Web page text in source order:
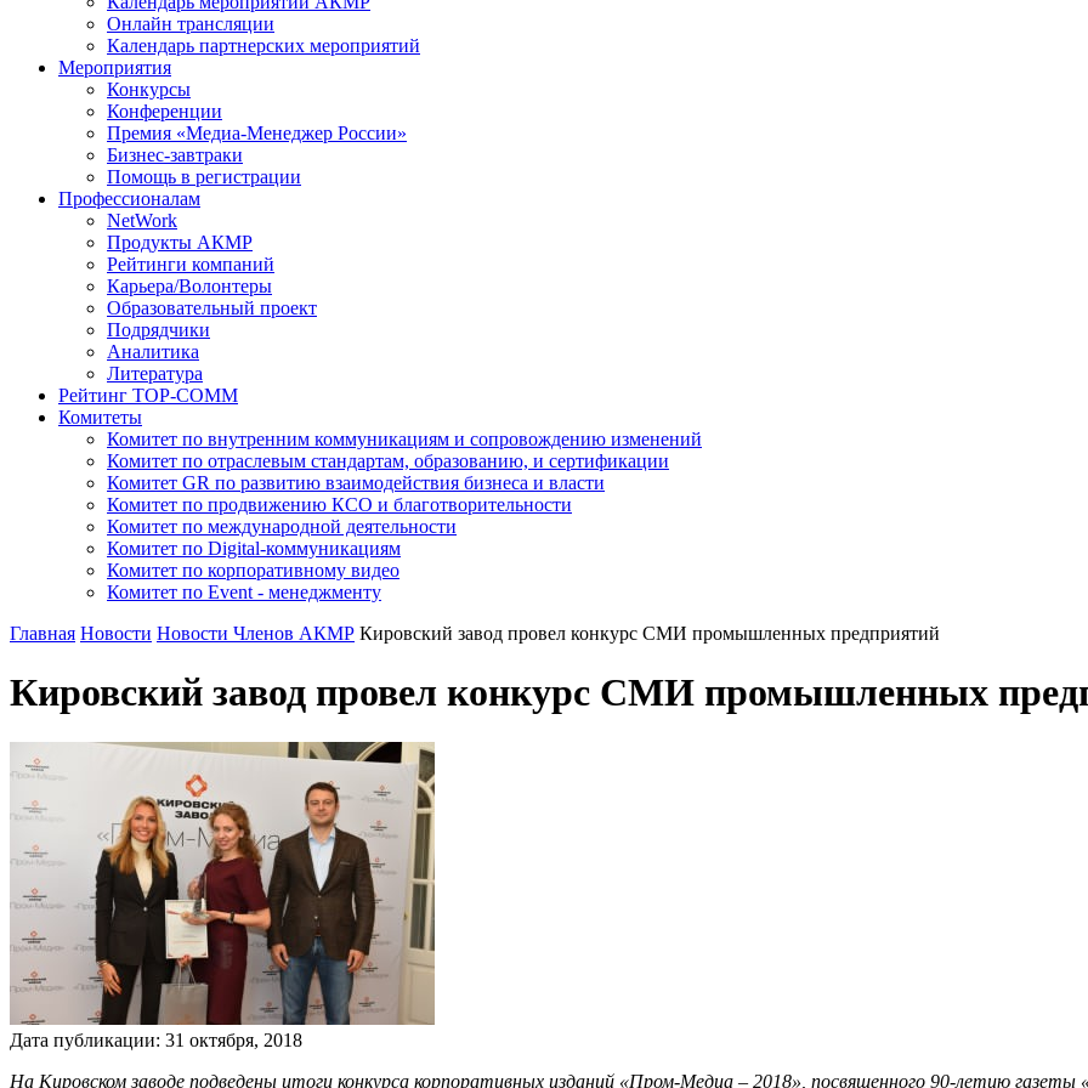
Онлайн трансляции
Календарь партнерских мероприятий
Мероприятия
Конкурсы
Конференции
Премия «Медиа-Менеджер России»
Бизнес-завтраки
Помощь в регистрации
Профессионалам
NetWork
Продукты АКМР
Рейтинги компаний
Карьера/Волонтеры
Образовательный проект
Подрядчики
Аналитика
Литература
Рейтинг TOP-COMM
Комитеты
Комитет по внутренним коммуникациям и сопровождению изменений
Комитет по отраслевым стандартам, образованию, и сертификации
Комитет GR по развитию взаимодействия бизнеса и власти
Комитет по продвижению КСО и благотворительности
Комитет по международной деятельности
Комитет по Digital-коммуникациям
Комитет по корпоративному видео
Комитет по Event - менеджменту
Главная Новости Новости Членов АКМР Кировский завод провел конкурс СМИ промышленных предприятий
Кировский завод провел конкурс СМИ промышленных
Дата публикации: 31 октября, 2018
На Кировском заводе подведены итоги конкурса корпоративных изданий «Пром-Медиа – 2018», посвященного 90-летию газеты